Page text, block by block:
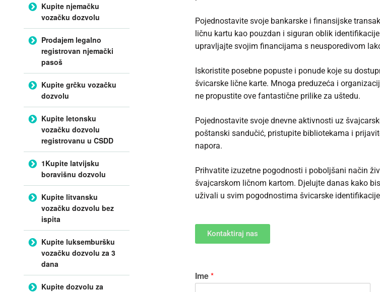
Pojednostavite svoje bankarske i finansijske
ličnu kartu kao pouzdan i siguran oblik
upravljajte svojim financijama s neusporedivom
Iskoristite posebne popuste i ponude koje su
švicarske lične karte. Mnoga preduzeća i
ne propustite ove fantastične prilike za uštedu.
Pojednostavite svoje dnevne aktivnosti uz
poštanski sandučić, pristupite bibliotekama i
napora.
Prihvatite izuzetne pogodnosti i poboljšani način
švajcarskom ličnom kartom. Djelujte danas kako
uživali u svim pogodnostima švicarske
Kontaktiraj nas
Ime*
Kupite njemačku
vozačku dozvolu
Prodajem legalno
registrovan njemački
pasoš
Kupite grčku vozačku
dozvolu
Kupite letonsku
vozačku dozvolu
registrovanu u CSDD
1Kupite latvijsku
boravišnu dozvolu
Kupite litvansku
vozačku dozvolu bez
ispita
Kupite luksemburšku
vozačku dozvolu za 3
dana
Kupite dozvolu za